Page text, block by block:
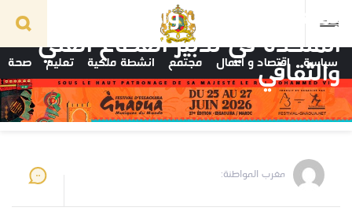
سياسة اقتصاد و أعمال مجتمع انشطة ملكية تعليم صحة
بمنع التظاهرات والسياسة
المتخذة في تدبير القطاع الفني
والثقافي
مغرب المواطنة: